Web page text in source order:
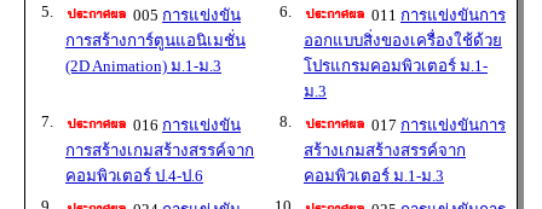
5.
005 การแข่งขัน
การสร้างการ์ตูนแอนิเมชั่น
(2D Animation) ม.1-ม.3
6. 011 การแข่งขันการ
ออกแบบสิ่งของเครื่องใช้ด้วย
โปรแกรมคอมพิวเตอร์ ม.1-
ม.3
7.
016 การแข่งขัน
การสร้างเกมสร้างสรรค์จาก
คอมพิวเตอร์ ป.4-ป.6
8. 017 การแข่งขันการ
สร้างเกมสร้างสรรค์จาก
คอมพิวเตอร์ ม.1-ม.3